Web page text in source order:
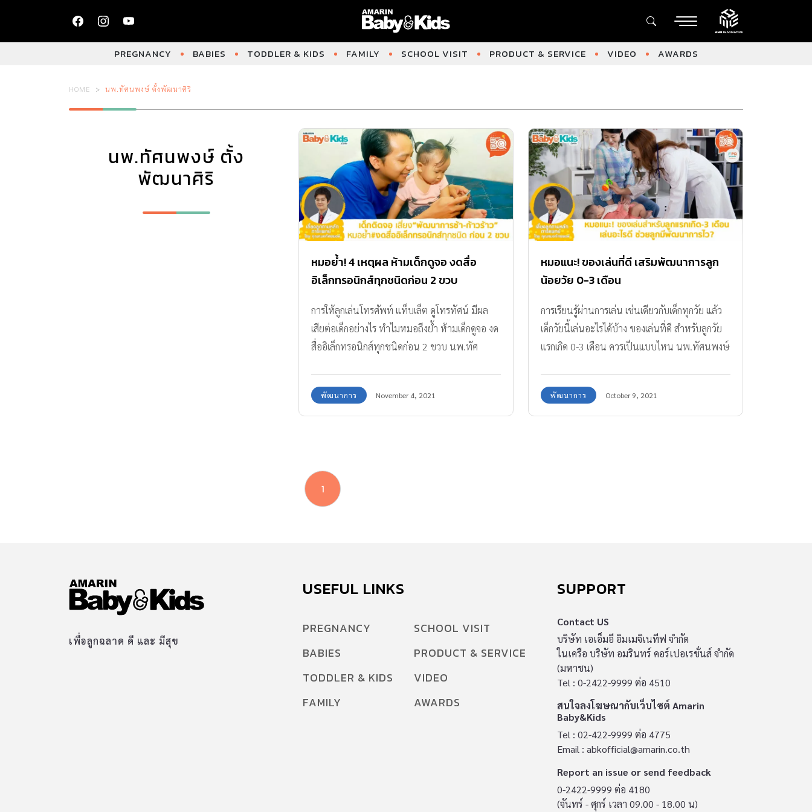
PREGNANCY BABIES TODDLER & KIDS FAMILY SCHOOL VISIT PRODUCT & SERVICE VIDEO AWARDS
HOME นพ.ทัศนพงษ์ ตั้งพัฒนาศิริ
นพ.ทัศนพงษ์ ตั้ง
พัฒนาศิริ
หมอย้ำ! 4 เหตุผล ห้ามเด็กดูจอ งดสื่อ
อิเล็กทรอนิกส์ทุกชนิดก่อน 2 ขวบ
การให้ลูกเล่นโทรศัพท์ แท็บเล็ต ดูโทรทัศน์ มีผล
เสียต่อเด็กอย่างไร ทำไมหมอถึงย้ำ ห้ามเด็กดูจอ งด
สื่ออิเล็กทรอนิกส์ทุกชนิดก่อน 2 ขวบ นพ.ทัศ
เลี้ยงลูกด้วยหน้าจอ
พัฒนาการ November 4, 2021
หมอแนะ! ของเล่นที่ดี เสริมพัฒนาการลูก
น้อยวัย 0-3 เดือน
การเรียนรู้ผ่านการเล่น เช่นเดียวกับเด็กทุกวัย แล้ว
เด็กวัยนี้เล่นอะไรได้บ้าง ของเล่นที่ดี สำหรับลูกวัย
แรกเกิด 0-3 เดือน ควรเป็นแบบไหน นพ.ทัศนพงษ์
พ่อคุณแม่ค่ะ
พัฒนาการ October 9, 2021
1
เพื่อลูกฉลาด ดี และ มีสุข
USEFUL LINKS
PREGNANCY
BABIES
TODDLER & KIDS
FAMILY
SCHOOL VISIT
PRODUCT & SERVICE
VIDEO
AWARDS
SUPPORT
Contact US
บริษัท เอเอ็มอี อิมเมจิเนทีฟ จำกัด
ในเครือ บริษัท อมรินทร์ คอร์เปอเรชั่นส์ จำกัด
(มหาชน)
Tel : 0-2422-9999 ต่อ 4510
สนใจลงโฆษณากับเว็บไซต์ Amarin
Baby&Kids
Tel : 02-422-9999 ต่อ 4775
Email : abkofficial@amarin.co.th
Report an issue or send feedback
0-2422-9999 ต่อ 4180
(จันทร์ - ศุกร์ เวลา 09.00 - 18.00 น)